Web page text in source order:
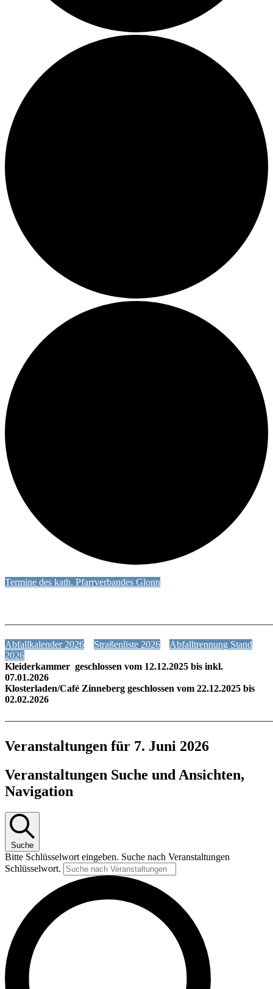
Termine des kath. Pfarrverbandes Glonn
Abfallkalender 2026
Straßenliste 2026
Abfalltrennung Stand
2026
Kleiderkammer geschlossen vom 12.12.2025 bis inkl.
07.01.2026
Klosterladen/Café Zinneberg geschlossen vom 22.12.2025 bis
02.02.2026
Veranstaltungen für 7. Juni 2026
Veranstaltungen Suche und Ansichten,
Navigation
Suche
Bitte Schlüsselwort eingeben. Suche nach Veranstaltungen
Schlüsselwort.